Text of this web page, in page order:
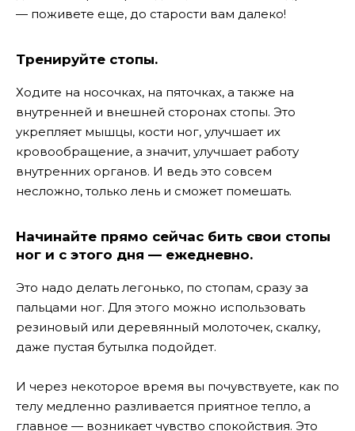
— поживете еще, до старости вам далеко!
Тренируйте стопы.
Ходите на носочках, на пяточках, а также на
внутренней и внешней сторонах стопы. Это
укрепляет мышцы, кости ног, улучшает их
кровообращение, а значит, улучшает работу
внутренних органов. И ведь это совсем
несложно, только лень и сможет помешать.
Начинайте прямо сейчас бить свои стопы
ног и с этого дня — ежедневно.
Это надо делать легонько, по стопам, сразу за
пальцами ног. Для этого можно использовать
резиновый или деревянный молоточек, скалку,
даже пустая бутылка подойдет.
И через некоторое время вы почувствуете, как по
телу медленно разливается приятное тепло, а
главное — возникает чувство спокойствия. Это